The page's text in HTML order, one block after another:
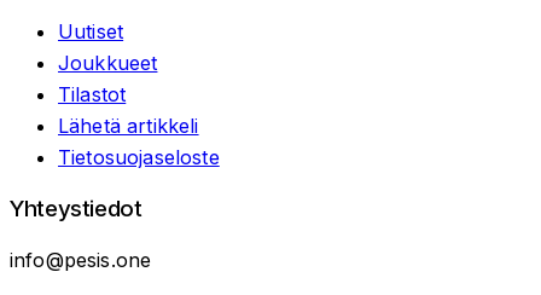
Uutiset
Joukkueet
Tilastot
Lähetä artikkeli
Tietosuojaseloste
Yhteystiedot
info@pesis.one